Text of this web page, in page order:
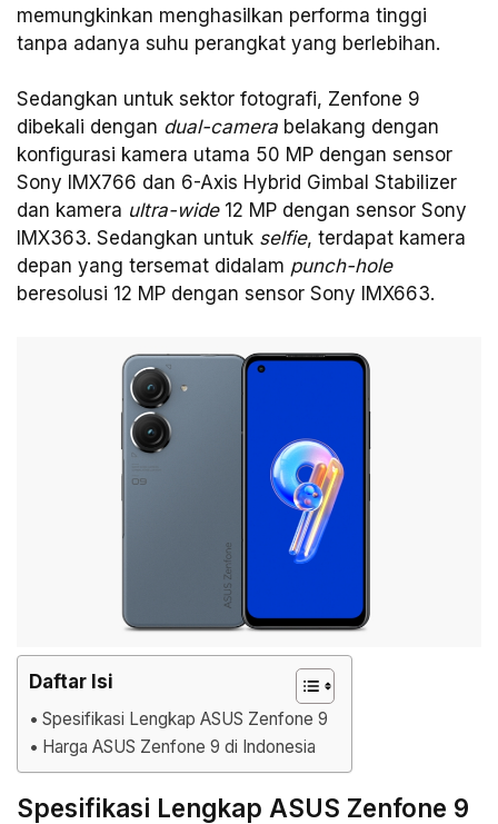
memungkinkan menghasilkan performa tinggi
tanpa adanya suhu perangkat yang berlebihan.
Sedangkan untuk sektor fotografi, Zenfone 9
dibekali dengan dual-camera belakang dengan
konfigurasi kamera utama 50 MP dengan sensor
Sony IMX766 dan 6-Axis Hybrid Gimbal Stabilizer
dan kamera ultra-wide12 MP dengan sensor Sony
IMX363. Sedangkan untuk selfie, terdapat kamera
depan yang tersemat didalam punch-hole
beresolusi 12 MP dengan sensor Sony IMX663.
Daftar Isi
Spesifikasi Lengkap ASUS Zenfone 9
Harga ASUS Zenfone 9 di Indonesia
Spesifikasi Lengkap ASUS Zenfone 9